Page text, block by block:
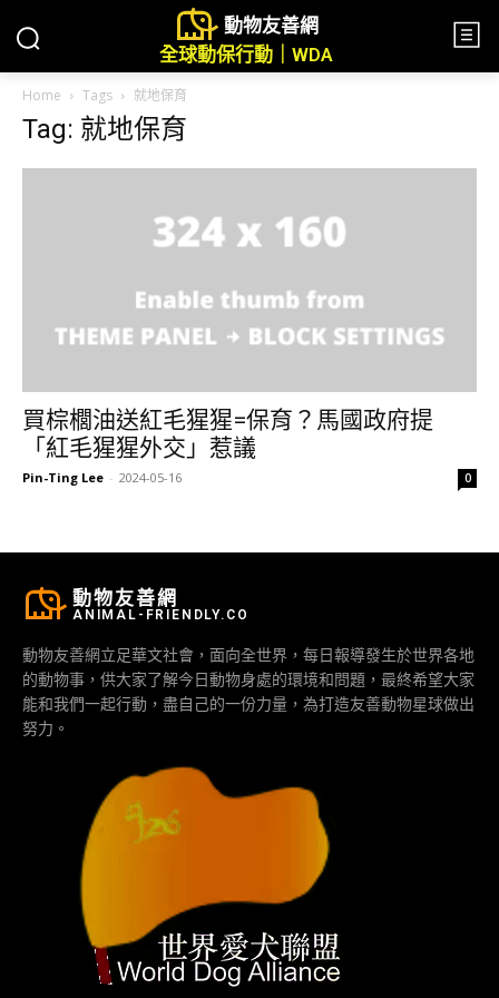
動物友善網
全球動保行動｜WDA
Home Tags 就地保育
Tag: 就地保育
買棕櫚油送紅毛猩猩=保育？馬國政府提
「紅毛猩猩外交」惹議
Pin-Ting Lee - 2024-05-16 0
動物友善網
ANIMAL-FRIENDLY.CO
動物友善網立足華文社會，面向全世界，每日報導發生於世界各地
的動物事，供大家了解今日動物身處的環境和問題，最終希望大家
能和我們一起行動，盡自己的一份力量，為打造友善動物星球做出
努力。